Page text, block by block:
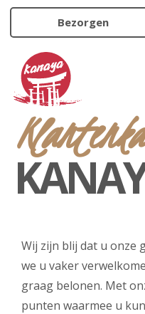
Bezorgen
Wij zijn blij dat u onze
we u vaker
graag belonen. Met
punten waarmee u